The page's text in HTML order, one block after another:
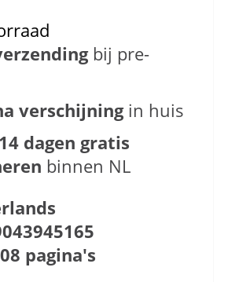
bij pre-
verschijningin huis
14 dagen gratis
binnen NL
pagina's